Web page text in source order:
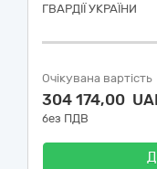
ГВАРДІЇ УКРАЇНИ
Очікувана вартість
304 174,00
без ПДВ